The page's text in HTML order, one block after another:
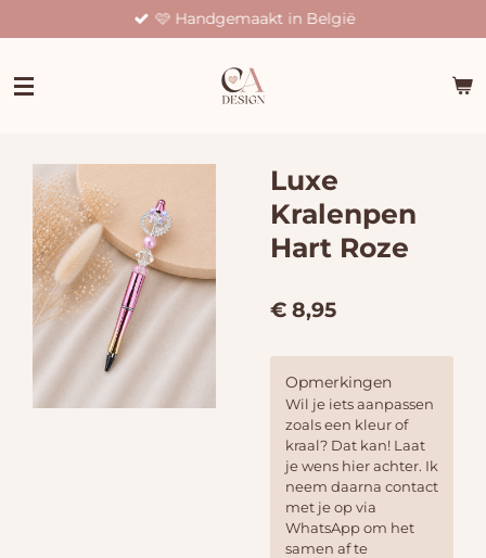
direct
de
🩷 Handgemaakt in België
Luxe
Kralenpen
Hart Roze
€ 8,95
Opmerkingen
Wil je iets aanpassen
zoals een kleur of
kraal? Dat kan! Laat
je wens hier achter. Ik
neem daarna contact
met je op via
WhatsApp om het
samen af te